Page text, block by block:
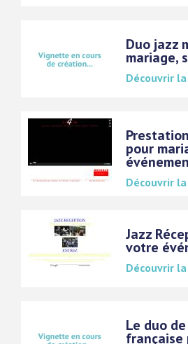
Duo jazz
mariage,
Découvrir
pour
Découvrir
Jazz
votre
Découvrir
Le duo
française